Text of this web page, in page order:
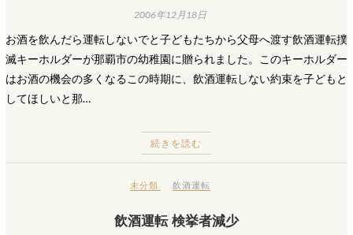
2006年12月18日
お酒を飲んだら運転しないでと子どもたちから父母へ渡す飲酒運転撲
滅キーホルダーが那覇市の幼稚園に贈られました。このキーホルダー
はお酒の機会の多くなるこの時期に、飲酒運転しない約束を子どもと
してほしいと那…
続きを読む
未分類 飲酒運転
飲酒運転 検挙者減少